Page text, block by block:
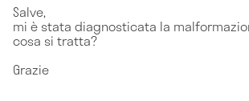
Salve,
mi è stata diagnosticata la
cosa si tratta?
Grazie